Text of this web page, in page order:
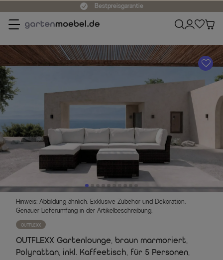
Bestpreisgarantie
A
Hinweis: Abbildung ähnlich. Exklusive Zubehör und Dekoration.
Genauer Lieferumfang in der Artikelbeschreibung.
OUTFLEXX
OUTFLEXX Gartenlounge, braun marmoriert,
Polyrattan, inkl. Kaffeetisch, für 5 Personen,